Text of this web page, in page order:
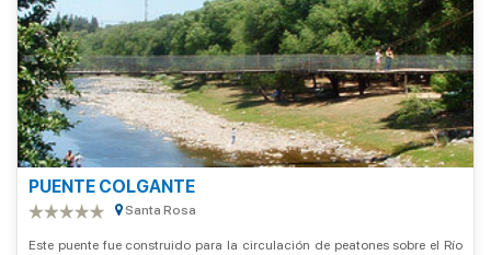
PUENTE COLGANTE
Santa Rosa
Este puente fue construido para la circulación de peatones sobre el Río